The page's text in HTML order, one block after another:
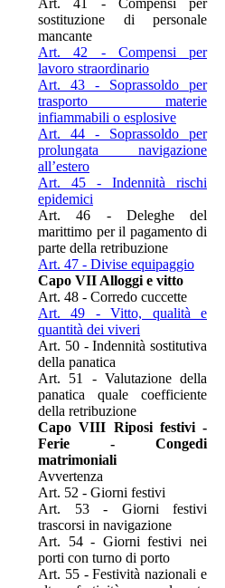
Art. 41 - Compensi per
sostituzione di personale
mancante
Art. 42 - Compensi per
lavoro straordinario
Art. 43 - Soprassoldo per
trasporto materie
infiammabili o esplosive
Art. 44 - Soprassoldo per
prolungata navigazione
all’estero
Art. 45 - Indennità rischi
epidemici
Art. 46 - Deleghe del
marittimo per il pagamento di
parte della retribuzione
Art. 47 - Divise equipaggio
Capo VII Alloggi e vitto
Art. 48 - Corredo cuccette
Art. 49 - Vitto, qualità e
quantità dei viveri
Art. 50 - Indennità sostitutiva
della panatica
Art. 51 - Valutazione della
panatica quale coefficiente
della retribuzione
Capo VIII Riposi festivi -
Ferie - Congedi
matrimoniali
Avvertenza
Art. 52 - Giorni festivi
Art. 53 - Giorni festivi
trascorsi in navigazione
Art. 54 - Giorni festivi nei
porti con turno di porto
Art. 55 - Festività nazionali e